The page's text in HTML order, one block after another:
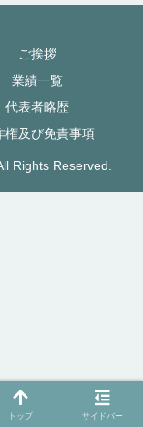
ご挨拶
業績一覧
代表者略歴
権及び免責事項
Rights Reserved.
トップ サイドバー